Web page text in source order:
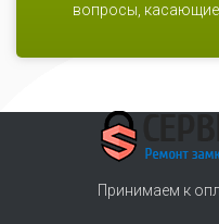
вопросы,
Принимаем к